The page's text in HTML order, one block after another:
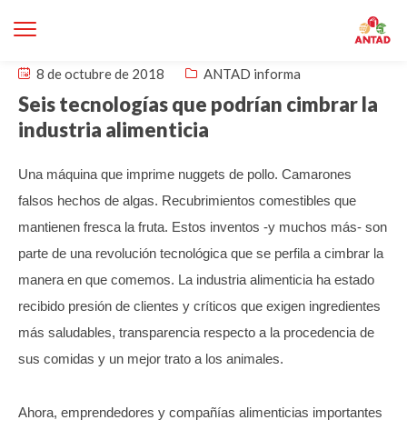
8 de octubre de 2018 ANTAD informa
Seis tecnologías que podrían cimbrar la
industria alimenticia
Una máquina que imprime nuggets de pollo. Camarones
falsos hechos de algas. Recubrimientos comestibles que
mantienen fresca la fruta. Estos inventos -y muchos más- son
parte de una revolución tecnológica que se perfila a cimbrar la
manera en que comemos. La industria alimenticia ha estado
recibido presión de clientes y críticos que exigen ingredientes
más saludables, transparencia respecto a la procedencia de
sus comidas y un mejor trato a los animales.
Ahora, emprendedores y compañías alimenticias importantes